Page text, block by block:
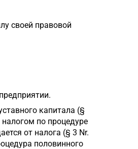
своей правовой
капитала (§
по процедуре
от налога (§ 3 Nr.
половинного